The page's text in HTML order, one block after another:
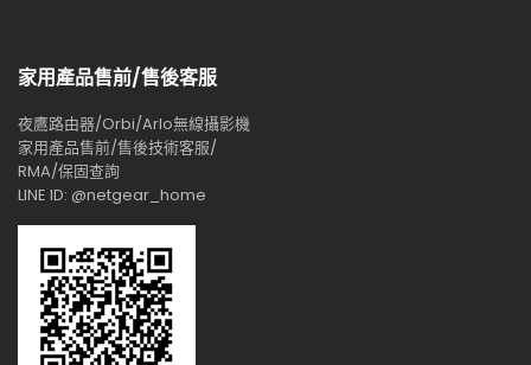
家用產品售前/售後客服
夜鷹路由器/Orbi/Arlo無線攝影機
家用產品售前/售後技術客服/
RMA/保固查詢
LINE ID: @netgear_home